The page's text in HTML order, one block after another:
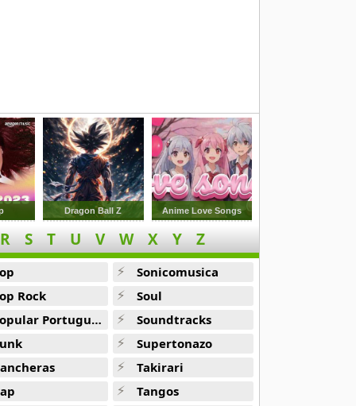
Dragon Ball Z Anime Love Songs
R S T U V W X Y Z
Rock
Portuguesa
Sonicomusica
Soul
Soundtracks
Supertonazo
Takirari
Tangos